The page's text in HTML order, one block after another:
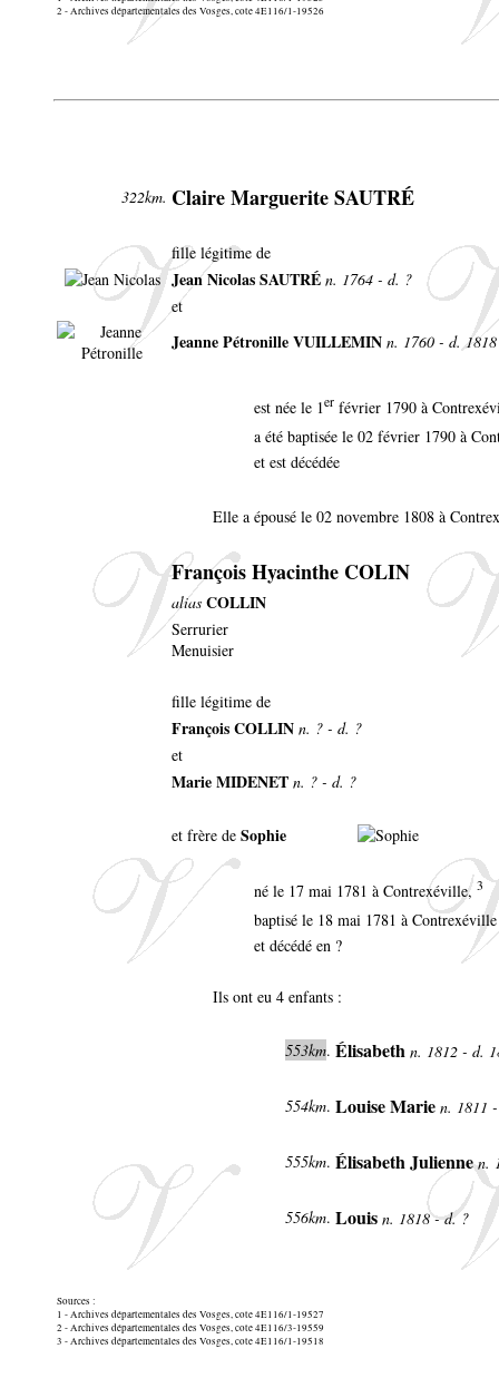
2 - Archives départementales des Vosges, cote 4E116/1-19526
322km. Claire Marguerite SAUTRÉ
fille légitime de
Jean Nicolas SAUTRÉ n. 1764 - d. ?
et
Jeanne Pétronille VUILLEMIN n. 1760 - d. 1818
est née le 1er février 1790 à
a été baptisée le 02 février 1790 à
et est décédée
Elle a épousé le 02 novembre 1808 à
François Hyacinthe COLIN
alias COLLIN
Serrurier
Menuisier
fille légitime de
François COLLIN n. ? - d. ?
et
Marie MIDENET n. ? - d. ?
et frère de Sophie
né le 17 mai 1781 à Contrexéville, 3
baptisé le 18 mai 1781 à
et décédé en ?
Ils ont eu 4 enfants :
553km. Élisabeth n. 1812 - d.
554km. Louise Marie n. 1811
555km. Élisabeth Juliennen.
556km. Louis n. 1818 - d. ?
Sources :
1 - Archives départementales des Vosges, cote 4E116/1-19527
2 - Archives départementales des Vosges, cote 4E116/3-19559
3 - Archives départementales des Vosges, cote 4E116/1-19518